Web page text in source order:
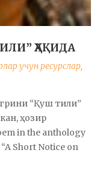
ҲАҚИДА
учун ресурслар,
“Қуш тили”
ҳозир
in the anthology
Short Notice on